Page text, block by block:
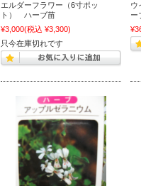
エルダーフラワー（6寸ポッ
ト） ハーブ苗
¥3,000(税込 ¥3,300)
只今在庫切れです
ウ